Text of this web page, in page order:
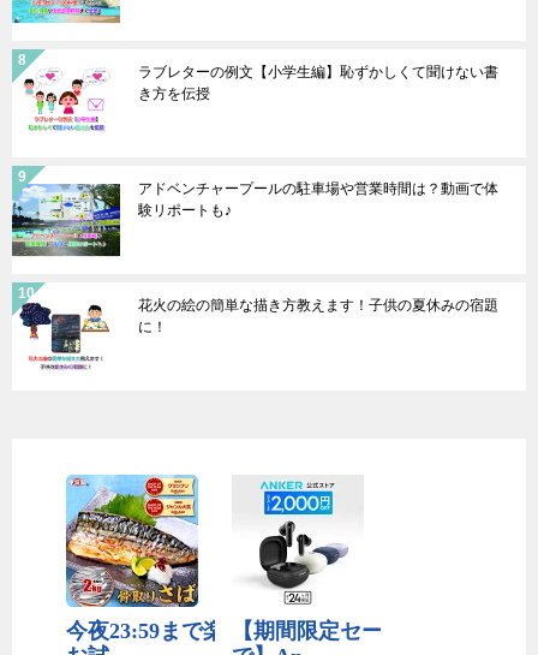
ラブレターの例文【小学生編】恥ずかしくて聞けない書
き方を伝授
アドベンチャープールの駐車場や営業時間は？動画で体
験リポートも♪
花火の絵の簡単な描き方教えます！子供の夏休みの宿題
に！